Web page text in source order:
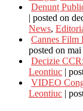
Denunț
| posted on
News,
Cannes Film
posted on
Decizie
Leontiuc |
VIDEO
Leontiuc |